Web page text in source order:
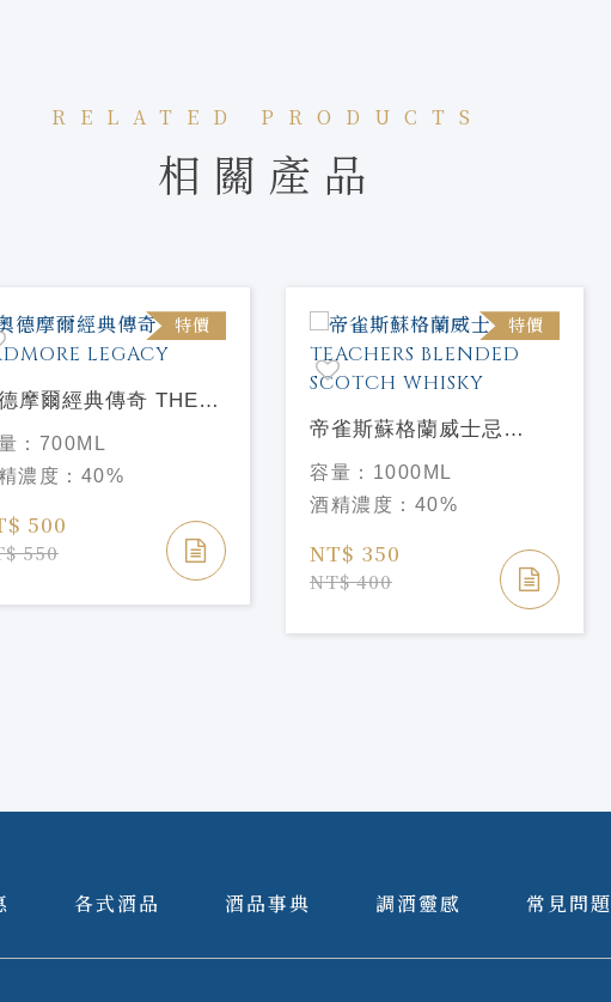
RELATED PRODUCTS
相關產品
特價
摩爾經典傳奇 THE
LEGACY
： 700ML
濃度： 40%
500
550
特價
帝雀斯蘇格蘭威士忌
TEACHERS BLENDED
SCOTCH WHISKY
容量： 1000ML
酒精濃度： 40%
NT$ 350
NT$ 400
各式酒品 酒品事典 調酒靈感 常見問題